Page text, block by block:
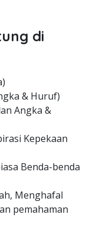
di
& Huruf)
Angka &
Kepekaan
Benda-benda
Menghafal
pemahaman